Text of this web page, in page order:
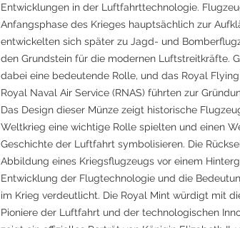
Entwicklungen in der Luftfahrttechnologie.
Anfangsphase des Krieges hauptsächlich zur
entwickelten sich später zu Jagd- und
den Grundstein für die modernen Luftstreitkräfte.
dabei eine bedeutende Rolle, und das Royal
Royal Naval Air Service (RNAS) führten zur
Das Design dieser Münze zeigt historische
Weltkrieg eine wichtige Rolle spielten und einen
Geschichte der Luftfahrt symbolisieren. Die
Abbildung eines Kriegsflugzeugs vor einem
Entwicklung der Flugtechnologie und die
im Krieg verdeutlicht. Die Royal Mint würdigt mit
Pioniere der Luftfahrt und der technologischen